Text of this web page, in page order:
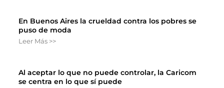
En Buenos Aires la crueldad contra los pobres se
puso de moda
Leer Más >>
Al aceptar lo que no puede controlar, la Caricom
se centra en lo que sí puede